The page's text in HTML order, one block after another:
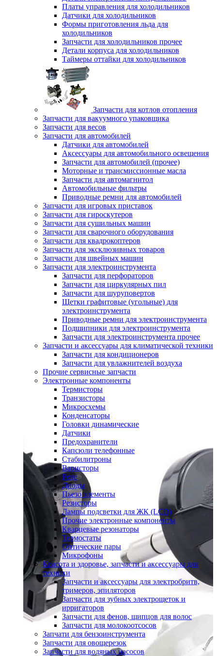
Платы управления для холодильников
Датчики для холодильников
Формы приготовления льда для
холодильников
Запчасти для холодильников прочее
Детали корпуса для холодильников
Таймеры оттайки для холодильников
Запчасти для котлов отопления
Запчасти для вакуумного упаковщика
Запчасти для весов
Запчасти для автомобилей
Датчики для автомобилей
Аксессуары для автомобильного освещения
Запчасти для автомобилей (прочее)
Моторные и трансмиссионные масла
Запчасти для автомагнитол
Автомобильные фильтры
Приводные ремни для автомобилей
Запчасти для игровых приставок
Запчасти для гироскутеров
Запчасти для сушильных машин
Запчасти для сварочного оборудования
Запчасти для квадрокоптеров
Запчасти для эксклюзивных товаров
Запчасти для швейных машин
Запчасти для электроинструмента
Запчасти для перфораторов
Запчасти для циркулярных пил
Запчасти для шуруповертов
Щетки графитовые (угольные) для
электроинструмента
Приводные ремни для электроинструмента
Подшипники для электроинструмента
Запчасти для электроинструмента прочее
Запчасти и аксессуары для климатической техники
Запчасти для кондиционеров
Запчасти для увлажнителей воздуха
Прочие сервисные запчасти
Электронные компоненты
Термисторы
Транзисторы
Микросхемы
Конденсаторы
Головки динамические
Датчики
Предохранители
Капсюли телефонные
Стабилитроны
Варисторы
Реле
Диоды
Пьезо элементы
Резисторы
Лампы подсветки для ЖК (LCD)
Прочие электронные компоненты
Кварцевые резонаторы
Термостаты
Оптические пары
Микрофоны
Красота и здоровье, запчасти и аксессуары для
техники
Запчасти и аксессуары для электробритв,
тримеров, эпиляторов
Запчасти для зубных электрощеток и
ирригаторов
Запчасти для фенов, щипцов для волос
Запчасти для молокоотсосов
Запчати для бензоинструмента
Запчасти для овощерезок
Запчасти для водяных насосов